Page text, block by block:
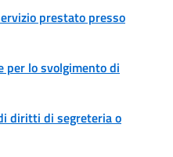
prestato presso
per lo svolgimento di
diritti di segreteria o